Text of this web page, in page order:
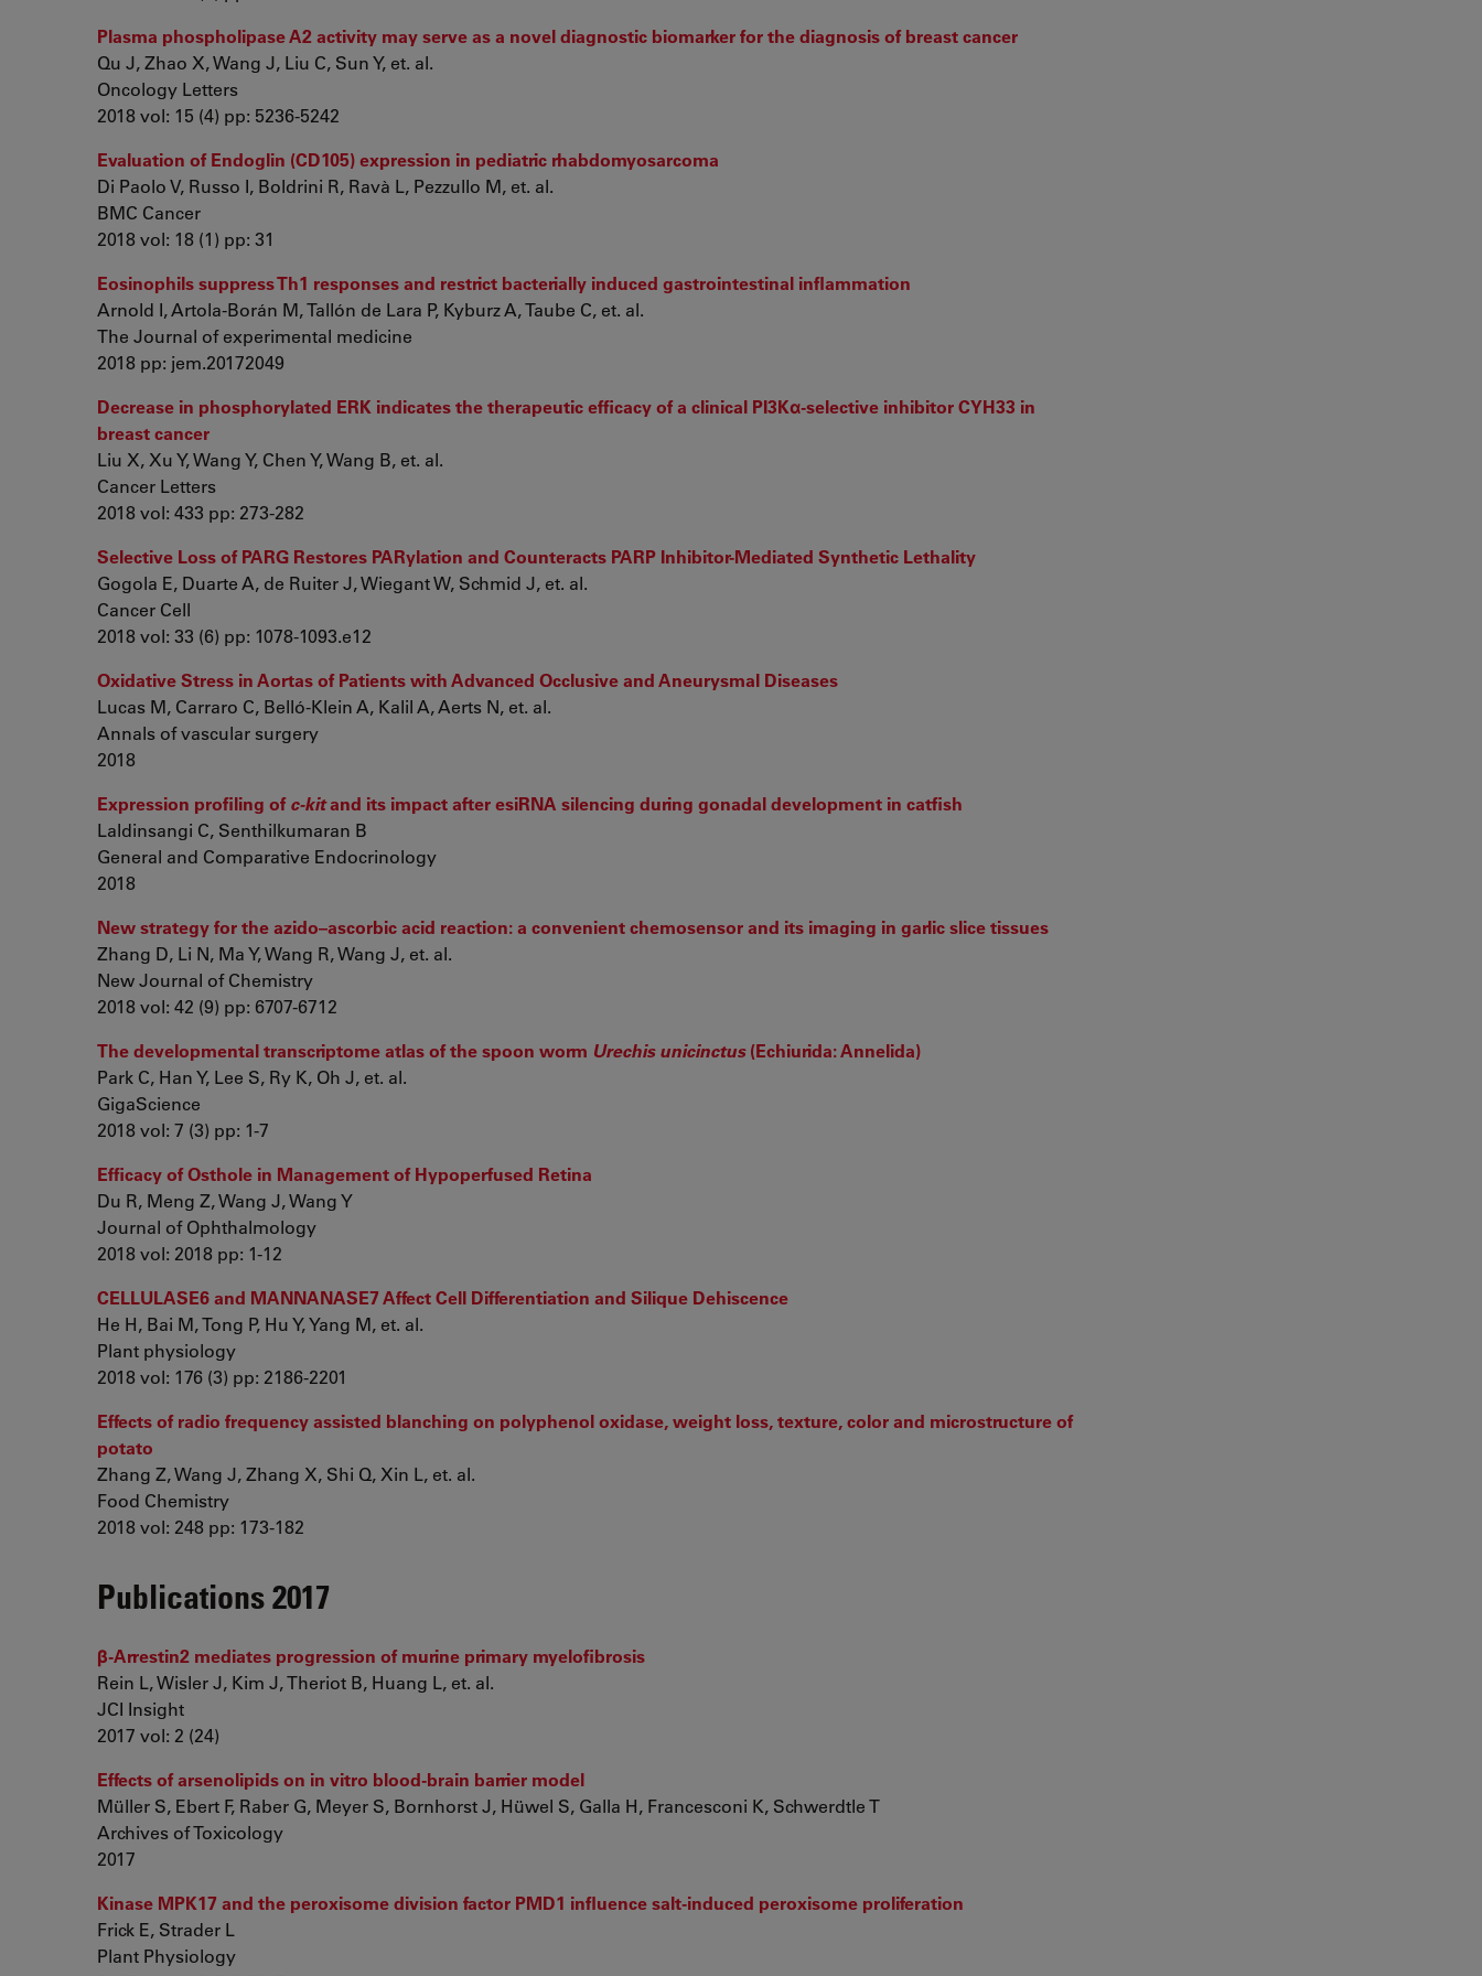
Plasma phospholipase A2 activity may serve as a novel diagnostic biomarker for the diagnosis of breast cancer
Qu J, Zhao X, Wang J, Liu C, Sun Y, et. al.
Oncology Letters
2018 vol: 15 (4) pp: 5236-5242
Evaluation of Endoglin (CD105) expression in pediatric rhabdomyosarcoma
Di Paolo V, Russo I, Boldrini R, Ravà L, Pezzullo M, et. al.
BMC Cancer
2018 vol: 18 (1) pp: 31
Eosinophils suppress Th1 responses and restrict bacterially induced gastrointestinal inflammation
Arnold I, Artola-Borán M, Tallón de Lara P, Kyburz A, Taube C, et. al.
The Journal of experimental medicine
2018 pp: jem.20172049
Decrease in phosphorylated ERK indicates the therapeutic efficacy of a clinical PI3Kα-selective inhibitor CYH33 in
breast cancer
Liu X, Xu Y, Wang Y, Chen Y, Wang B, et. al.
Cancer Letters
2018 vol: 433 pp: 273-282
Selective Loss of PARG Restores PARylation and Counteracts PARP Inhibitor-Mediated Synthetic Lethality
Gogola E, Duarte A, de Ruiter J, Wiegant W, Schmid J, et. al.
Cancer Cell
2018 vol: 33 (6) pp: 1078-1093.e12
Oxidative Stress in Aortas of Patients with Advanced Occlusive and Aneurysmal Diseases
Lucas M, Carraro C, Belló-Klein A, Kalil A, Aerts N, et. al.
Annals of vascular surgery
2018
Expression profiling ofc-kitand its impact after esiRNA silencing during gonadal development in catfish
Laldinsangi C, Senthilkumaran B
General and Comparative Endocrinology
2018
New strategy for the azido–ascorbic acid reaction: a convenient chemosensor and its imaging in garlic slice tissues
Zhang D, Li N, Ma Y, Wang R, Wang J, et. al.
New Journal of Chemistry
2018 vol: 42 (9) pp: 6707-6712
The developmental transcriptome atlas of the spoon worm Urechis unicinctus(Echiurida: Annelida)
Park C, Han Y, Lee S, Ry K, Oh J, et. al.
GigaScience
2018 vol: 7 (3) pp: 1-7
Efficacy of Osthole in Management of Hypoperfused Retina
Du R, Meng Z, Wang J, Wang Y
Journal of Ophthalmology
2018 vol: 2018 pp: 1-12
CELLULASE6 and MANNANASE7 Affect Cell Differentiation and Silique Dehiscence
He H, Bai M, Tong P, Hu Y, Yang M, et. al.
Plant physiology
2018 vol: 176 (3) pp: 2186-2201
Effects of radio frequency assisted blanching on polyphenol oxidase, weight loss, texture, color and microstructure of
potato
Zhang Z, Wang J, Zhang X, Shi Q, Xin L, et. al.
Food Chemistry
2018 vol: 248 pp: 173-182
Publications 2017
β-Arrestin2 mediates progression of murine primary myelofibrosis
Rein L, Wisler J, Kim J, Theriot B, Huang L, et. al.
JCI Insight
2017 vol: 2 (24)
Effects of arsenolipids on in vitro blood-brain barrier model
Müller S, Ebert F, Raber G, Meyer S, Bornhorst J, Hüwel S, Galla H, Francesconi K, Schwerdtle T
Archives of Toxicology
2017
Kinase MPK17 and the peroxisome division factor PMD1 influence salt-induced peroxisome proliferation
Frick E, Strader L
Plant Physiology